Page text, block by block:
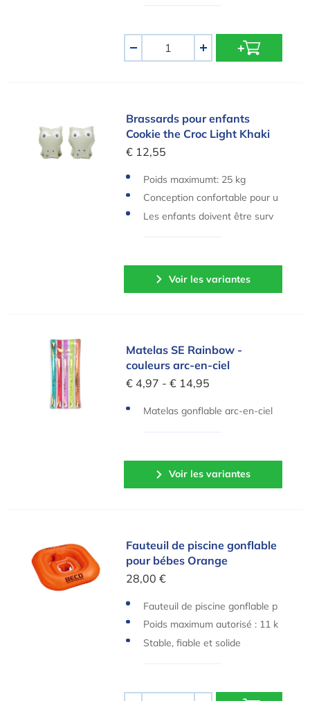
+
Brassards pour enfants Cookie the Croc Light
Brassards pour enfants
Cookie the Croc Light Khaki
€ 12,55
Poids maximumt: 25 kg
Conception confortable pour u
ne liberté totale pour nager et
Les enfants doivent être surv
Voir les variantes
Matelas SE Rainbow - couleurs arc-en-ciel
Matelas SE Rainbow -
couleurs arc-en-ciel
€ 4,97 - € 14,95
Matelas gonflable arc-en-ciel
Voir les variantes
Fauteuil de piscine gonflable pour bébes Orange
Fauteuil de piscine gonflable
pour bébes Orange
28,00 €
Fauteuil de piscine gonflable p
our bébes Orange
Poids maximum autorisé : 11 k
g
Stable, fiable et solide